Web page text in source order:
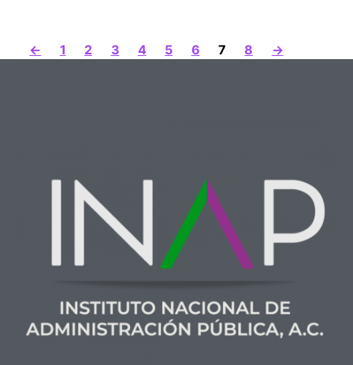
← 1 2 3 4 5 6 7 8 →